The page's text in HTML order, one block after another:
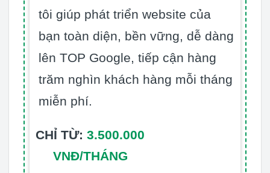
tôi giúp phát triển website của
bạn toàn diện, bền vững, dễ dàng
lên TOP Google, tiếp cận hàng
trăm nghìn khách hàng mỗi tháng
miễn phí.
CHỈ TỪ: 3.500.000
VNĐ/THÁNG